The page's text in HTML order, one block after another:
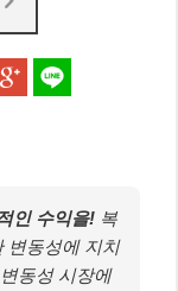
인 수익을! 복
변동성에 지치
동성 시장에